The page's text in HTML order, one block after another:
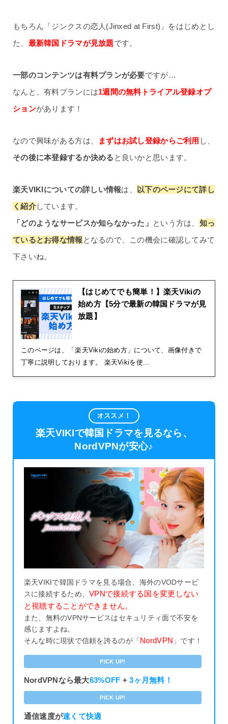
もちろん「ジンクスの恋人(Jinxed at First)」をはじめとし
た、 最新韓国ドラマが見放題です。
一部のコンテンツは有料プランが必要ですが…
なんと、有料プランには1週間の無料トライアル登録オプ
ションがあります！
なので興味がある方は、 まずはお試し登録からご利用 し、
その後に本登録するか決める と良いかと思います。
楽天VIKIについての詳しい情報は、
以下のページにて詳し
く紹介しています。
「どのようなサービスか知らなかった」 という方は、 知っ
ているとお得な情報 となるので、この機会に確認してみて
下さいね。
【はじめてでも簡単！】楽天Vikiの
始め方【5分で最新の韓国ドラマが見
放題】
このページは、「楽天Vikiの始め方」について、画像付きで
丁寧に説明しております。 楽天Vikiを使...
オススメ！
楽天VIKIで韓国ドラマを見るなら、
NordVPNが安心♪
楽天VIKIで韓国ドラマを見る場合、海外のVODサービ
スに接続するため、VPNで接続する国を変更しない
と視聴することができません。
また、無料のVPNサービスはセキュリティ面で不安を
感じますよね。
そんな時に現状で信頼を誇るのが「NordVPN 」です！
PICK UP!
NordVPNなら最大63%OFF +3ヶ月無料！
PICK UP!
通信速度が速くて快適